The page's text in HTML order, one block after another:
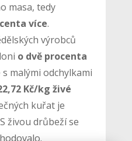
masa, tedy
více.
výrobců
o dvě procenta
malými odchylkami
Kč/kg živé
kuřat je
živou drůbeží se